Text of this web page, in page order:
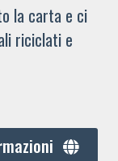
la carta e ci
riciclati e